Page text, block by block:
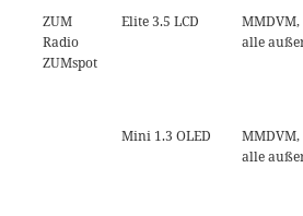
ZUM
Radio
ZUMspot
Elite 3.5 LCD
MMDVM,
alle
Mini 1.3 OLED
MMDVM,
alle